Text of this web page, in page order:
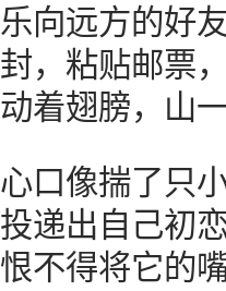
向远方的好
，粘贴邮票
着翅膀，
像揣了只小
递出自己初
不得将它的